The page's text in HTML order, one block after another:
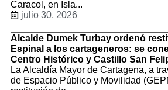
Caracol, en Isla...
julio 30, 2026
Alcalde Dumek Turbay ordenó
Espinal a los cartageneros: se
Centro Histórico y Castillo San
La Alcaldía Mayor de Cartagena, a
de Espacio Público y Movilidad